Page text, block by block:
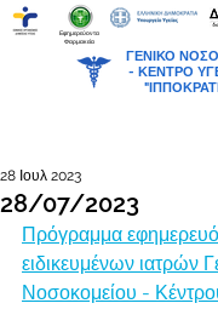
ΓΕΝΙΚΟ
- ΚΕΝΤΡΟ
Εφημερεύοντα
Φαρμακεία
28/07/2023
28 Ιουλ 2023
Πρόγραμμα
ειδικευμένων ιατρών
Νοσοκομείου -